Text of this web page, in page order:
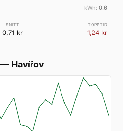
0.6
0,71 kr 1,24 kr
— Havířov